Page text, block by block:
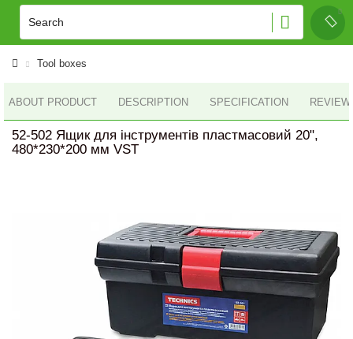
Tool boxes
ABOUT PRODUCT DESCRIPTION SPECIFICATION
52-502 Ящик для інструментів пластмасовий 20",
480*230*200 мм VST